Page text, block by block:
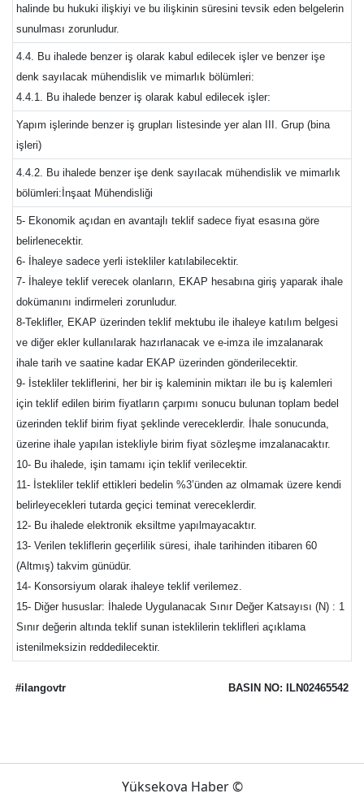
halinde bu hukuki ilişkiyi ve bu ilişkinin süresini tevsik eden belgelerin
sunulması zorunludur.
4.4. Bu ihalede benzer iş olarak kabul edilecek işler ve benzer işe
denk sayılacak mühendislik ve mimarlık bölümleri:
4.4.1. Bu ihalede benzer iş olarak kabul edilecek işler:
Yapım işlerinde benzer iş grupları listesinde yer alan III. Grup (bina
işleri)
4.4.2. Bu ihalede benzer işe denk sayılacak mühendislik ve mimarlık
bölümleri:İnşaat Mühendisliği
5- Ekonomik açıdan en avantajlı teklif sadece fiyat esasına göre
belirlenecektir.
6- İhaleye sadece yerli istekliler katılabilecektir.
7- İhaleye teklif verecek olanların, EKAP hesabına giriş yaparak ihale
dokümanını indirmeleri zorunludur.
8-Teklifler, EKAP üzerinden teklif mektubu ile ihaleye katılım belgesi
ve diğer ekler kullanılarak hazırlanacak ve e-imza ile imzalanarak
ihale tarih ve saatine kadar EKAP üzerinden gönderilecektir.
9- İstekliler tekliflerini, her bir iş kaleminin miktarı ile bu iş kalemleri
için teklif edilen birim fiyatların çarpımı sonucu bulunan toplam bedel
üzerinden teklif birim fiyat şeklinde vereceklerdir. İhale sonucunda,
üzerine ihale yapılan istekliyle birim fiyat sözleşme imzalanacaktır.
10- Bu ihalede, işin tamamı için teklif verilecektir.
11- İstekliler teklif ettikleri bedelin %3’ünden az olmamak üzere kendi
belirleyecekleri tutarda geçici teminat vereceklerdir.
12- Bu ihalede elektronik eksiltme yapılmayacaktır.
13- Verilen tekliflerin geçerlilik süresi, ihale tarihinden itibaren 60
(Altmış) takvim günüdür.
14- Konsorsiyum olarak ihaleye teklif verilemez.
15- Diğer hususlar: İhalede Uygulanacak Sınır Değer Katsayısı (N) : 1
Sınır değerin altında teklif sunan isteklilerin teklifleri açıklama
istenilmeksizin reddedilecektir.
#ilangovtr BASIN NO: ILN02465542
Yüksekova Haber ©